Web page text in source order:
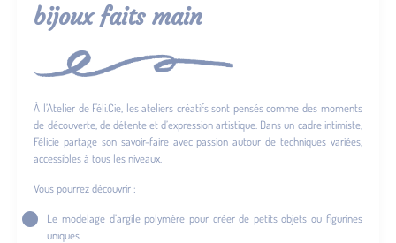
bijoux faits main
À l’Atelier de Féli.Cie, les ateliers créatifs sont pensés comme des moments
de découverte, de détente et d’expression artistique. Dans un cadre intimiste,
Félicie partage son savoir-faire avec passion autour de techniques variées,
accessibles à tous les niveaux.
Vous pourrez découvrir :
Le modelage d’argile polymère pour créer de petits objets ou figurines
uniques